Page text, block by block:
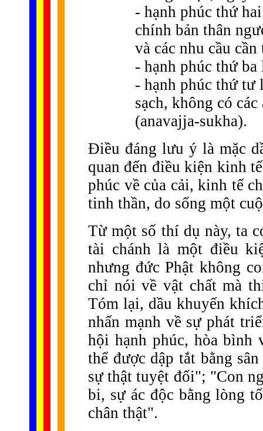
- hạnh phúc thứ
chính bản thân
và các nhu cầu
- hạnh phúc thứ
- hạnh phúc thứ tư
sạch, không có
(anavajja-sukha).
Điều đáng lưu ý là mặc
quan đến điều kiện kinh
phúc về của cải, kinh tế
tinh thần, do sống một
Từ một số thí dụ này, ta
tài chánh là một điều
nhưng đức Phật không
chỉ nói về vật chất mà
Tóm lại, dầu khuyến
nhấn mạnh về sự phát
hội hạnh phúc, hòa bình
thể được dập tắt bằng
sự thật tuyệt đối"; "Con
bi, sự ác độc bằng lòng
chân thật".